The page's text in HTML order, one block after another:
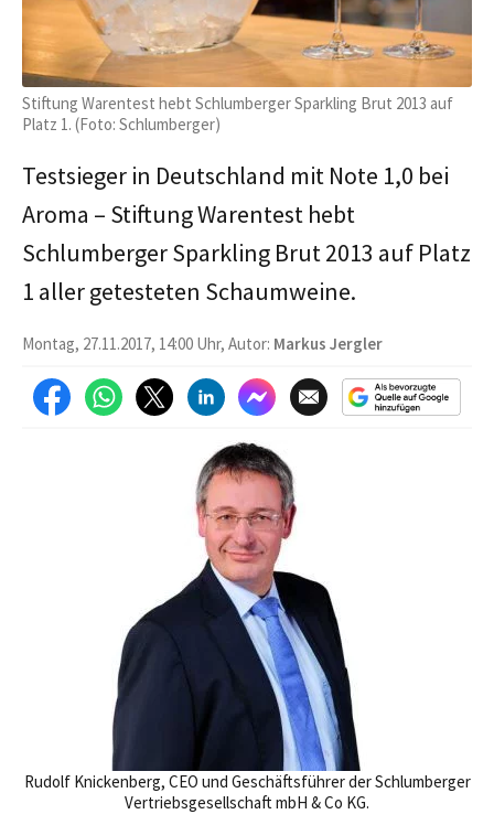
Stiftung Warentest hebt Schlumberger Sparkling Brut 2013 auf
Platz 1. (Foto: Schlumberger)
Testsieger in Deutschland mit Note 1,0 bei
Aroma – Stiftung Warentest hebt
Schlumberger Sparkling Brut 2013 auf Platz
1 aller getesteten Schaumweine.
Montag, 27.11.2017, 14:00 Uhr, Autor: Markus Jergler
Rudolf Knickenberg, CEO und Geschäftsführer der Schlumberger
Vertriebsgesellschaft mbH & Co KG.